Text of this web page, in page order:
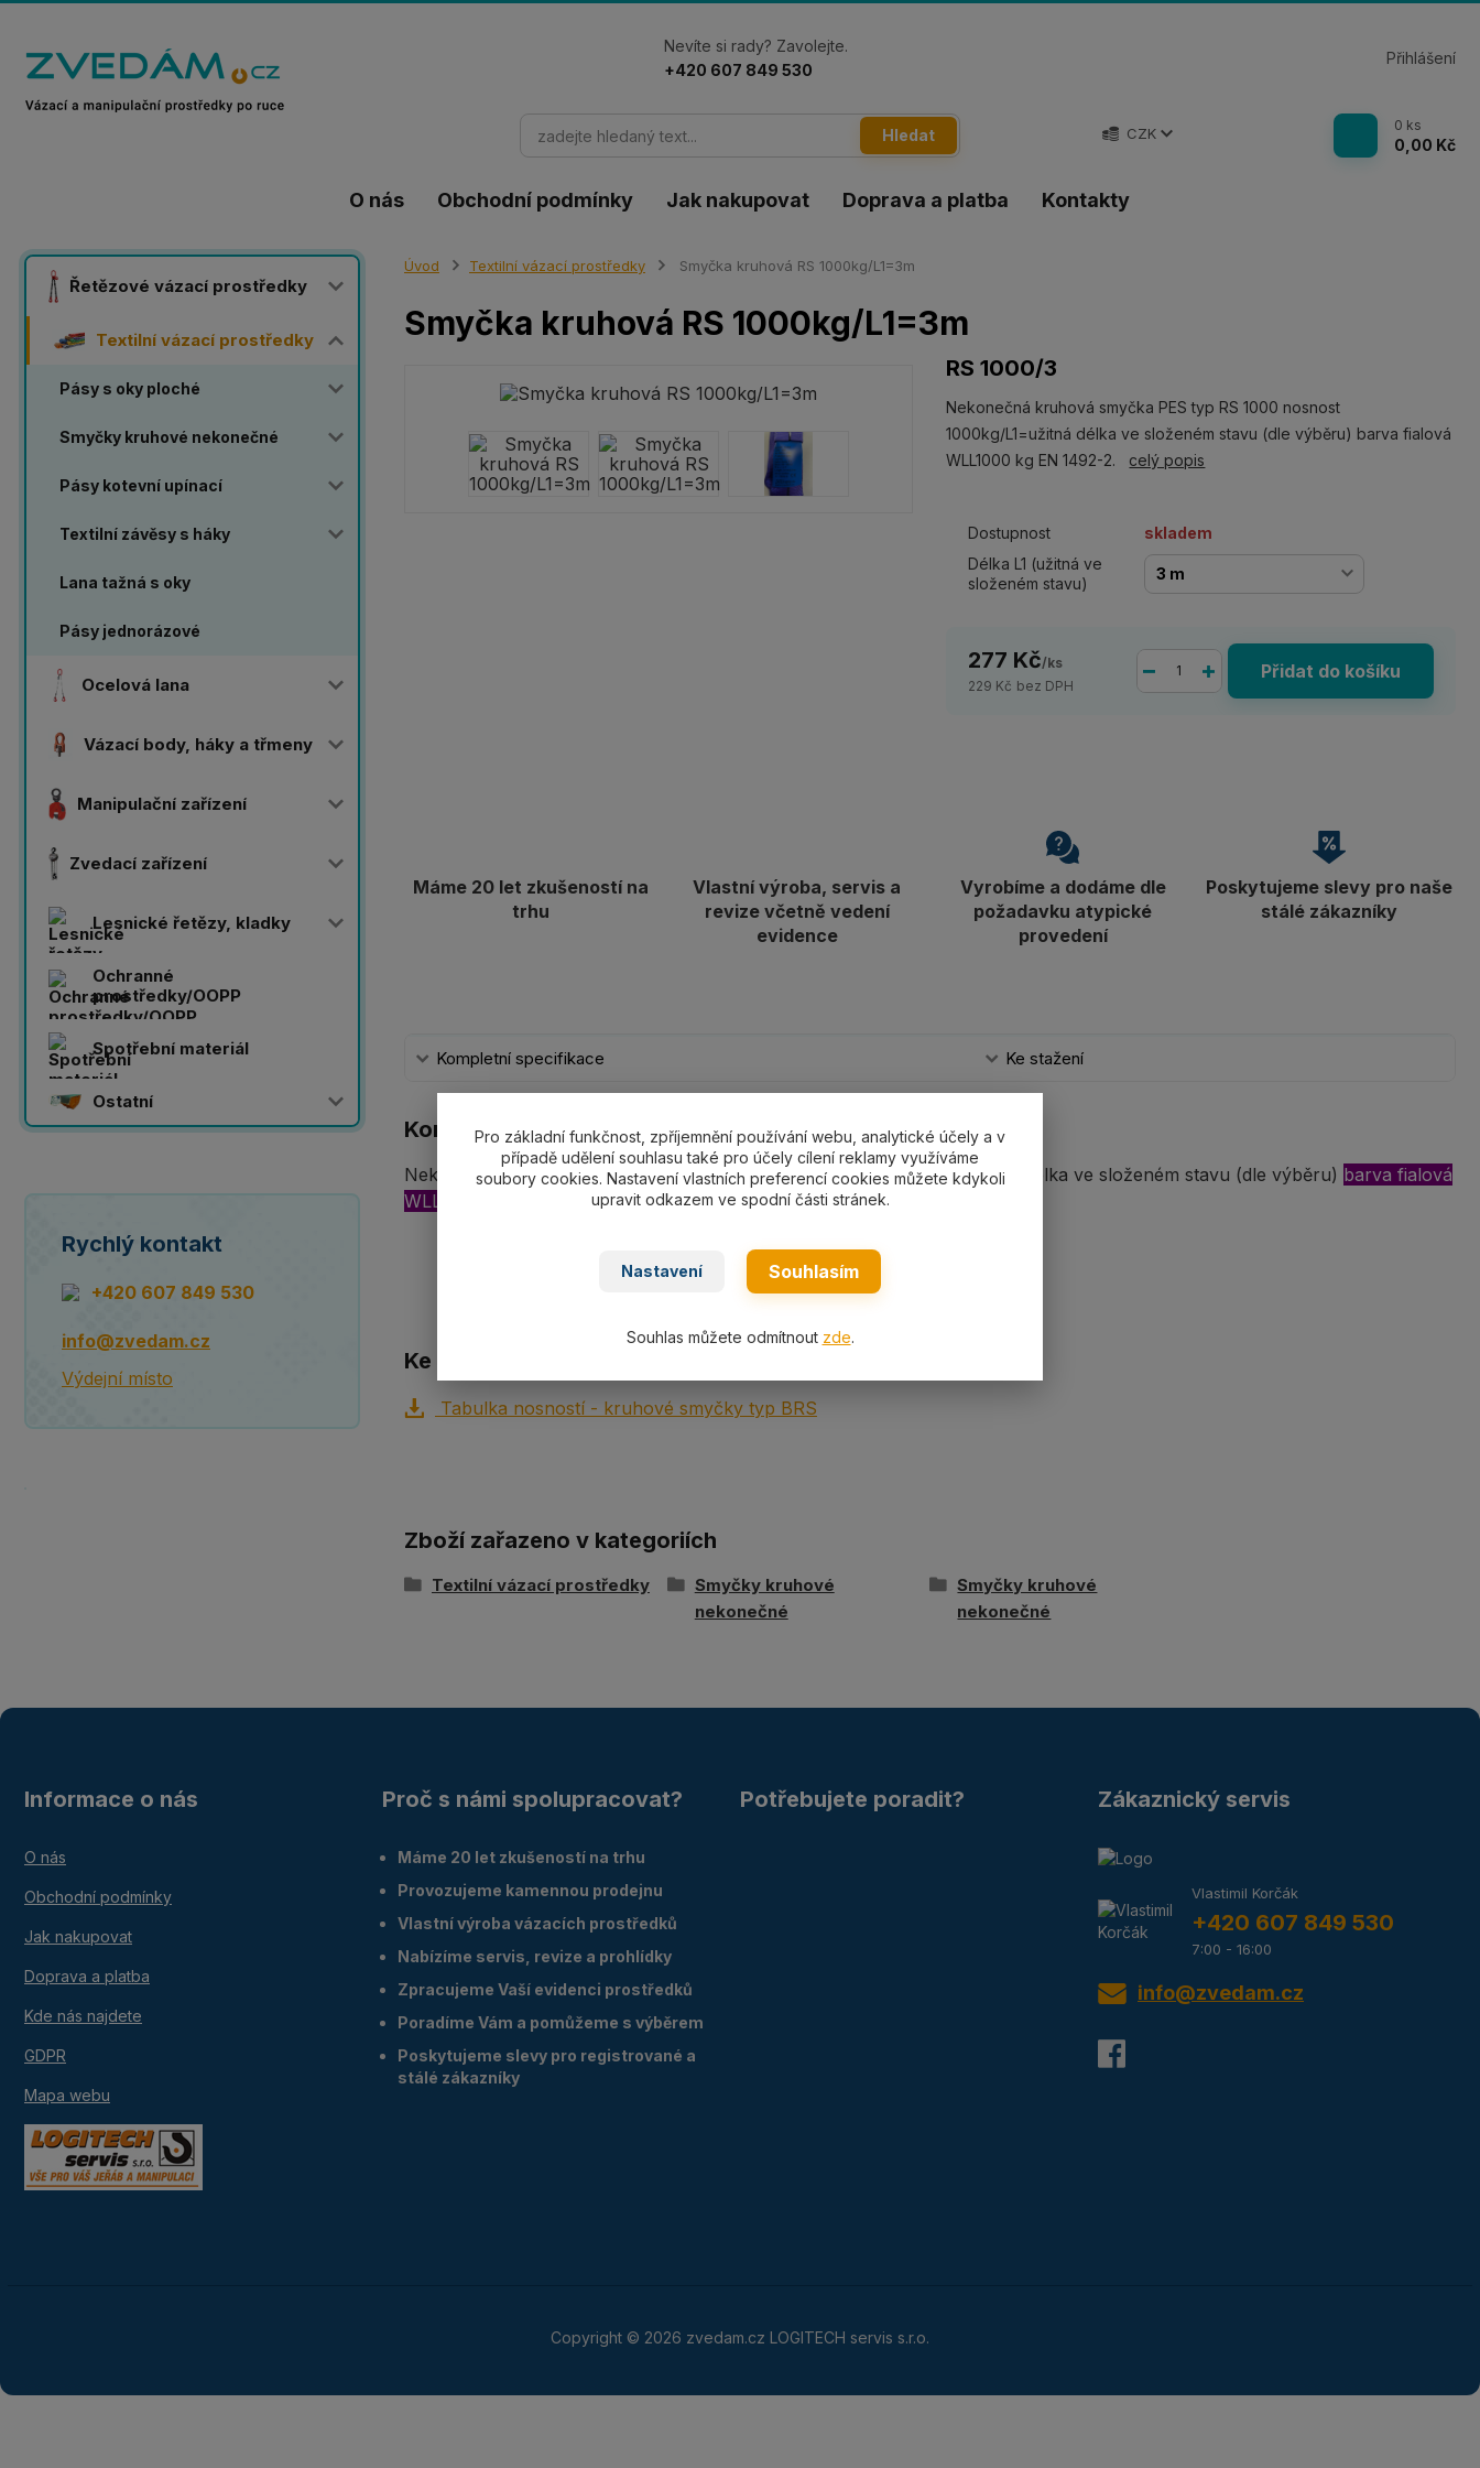
O nás Obchodní podmínky Jak nakupovat Doprava a platba Kontakty
CZK
Přihlášení
Hledat
Nevíte si rady? Zavolejte.
+420 607 849 530
0 ks
0,00 Kč
Řetězové vázací prostředky
Textilní vázací prostředky
Pásy s oky ploché
Smyčky kruhové nekonečné
Pásy kotevní upínací
Textilní závěsy s háky
Lana tažná s oky
Pásy jednorázové
Ocelová lana
Vázací body, háky a třmeny
Manipulační zařízení
Zvedací zařízení
Lesnické řetězy, kladky
Ochranné
prostředky/OOPP
Spotřební materiál
Ostatní
Rychlý kontakt
+420 607 849 530
info@zvedam.cz
Výdejní místo
Úvod Textilní vázací prostředky Smyčka kruhová RS 1000kg/L1=3m
Smyčka kruhová RS 1000kg/L1=3m
RS 1000/3
Nekonečná kruhová smyčka PES typ RS 1000 nosnost
1000kg/L1=užitná délka ve složeném stavu (dle výběru) barva fialová
WLL1000 kg EN 1492-2. celý popis
Dostupnost
skladem
Délka L1 (užitná ve
složeném stavu)
277 Kč/ks
229 Kč bez DPH
Přidat do košíku
Máme 20 let zkušeností na
trhu
Vlastní výroba, servis a
revize včetně vedení
evidence
Vyrobíme a dodáme dle
požadavku atypické
provedení
Poskytujeme slevy pro naše
stálé zákazníky
Kompletní specifikace Ke stažení
Kompletní specifikace
Nekonečná kruhová smyčka PES typRS 1000nosnost 1000kg/L1=užitná délka ve složeném stavu (dle výběru) barva fialová
WLL1000 kg
EN 1492-2.
Ke stažení
Tabulka nosností - kruhové smyčky typ BRS
Zboží zařazeno v kategoriích
Textilní vázací prostředky
Smyčky kruhové
nekonečné
Smyčky kruhové
nekonečné
Informace o nás
O nás
Obchodní podmínky
Jak nakupovat
Doprava a platba
Kde nás najdete
GDPR
Mapa webu
Proč s námi spolupracovat?
Máme 20 let zkušeností na trhu
Provozujeme kamennou prodejnu
Vlastní výroba vázacích prostředků
Nabízíme servis, revize a prohlídky
Zpracujeme Vaší evidenci prostředků
Poradíme Vám a pomůžeme s výběrem
Poskytujeme slevy pro registrované a
stálé zákazníky
Potřebujete poradit? Zákaznický servis
Vlastimil Korčák
+420 607 849 530
7:00 - 16:00
info@zvedam.cz
Copyright © 2026 zvedam.cz LOGITECH servis s.r.o.
Pro základní funkčnost, zpříjemnění používání webu, analytické účely a v
případě udělení souhlasu také pro účely cílení reklamy využíváme
soubory cookies. Nastavení vlastních preferencí cookies můžete kdykoli
upravit odkazem ve spodní části stránek.
Nastavení Souhlasím
Souhlas můžete odmítnout zde.